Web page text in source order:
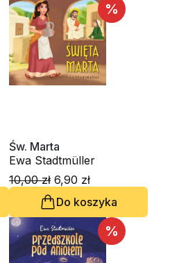
%
Św. Marta
Ewa Stadtmüller
10,00 zł 6,90 zł
Do koszyka
%